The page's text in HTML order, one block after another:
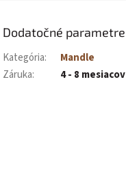
Dodatočné parametre
Kategória:
Mandle
Záruka: 4 - 8 mesiacov